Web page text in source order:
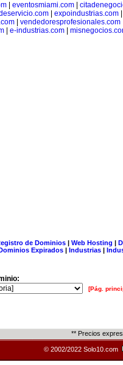
eventosmiami.com
expoindustrias.com
| vendedoresprofesionales.com
e-industrias.com
de Dominios| Web Hosting |
Expirados | Industrias |
[Pág.
** Precios
© 2002/2022 Solo10.com